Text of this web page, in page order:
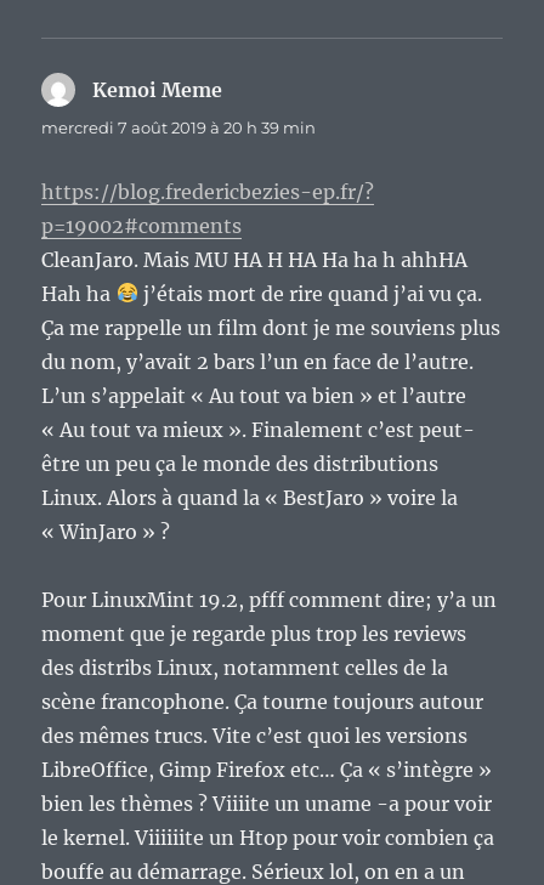
Kemoi Meme
mercredi 7 août 2019 à 20 h 39 min
https://blog.fredericbezies-ep.fr/?
p=19002#comments
CleanJaro. Mais MU HA H HA Ha ha h ahhHA
Hah ha
j’étais mort de rire quand j’ai vu ça.
Ça me rappelle un film dont je me souviens plus
du nom, y’avait 2 bars l’un en face de l’autre.
L’un s’appelait « Au tout va bien » et l’autre
« Au tout va mieux ». Finalement c’est peut-
être un peu ça le monde des distributions
Linux. Alors à quand la « BestJaro » voire la
« WinJaro » ?
Pour LinuxMint 19.2, pfff comment dire; y’a un
moment que je regarde plus trop les reviews
des distribs Linux, notamment celles de la
scène francophone. Ça tourne toujours autour
des mêmes trucs. Vite c’est quoi les versions
LibreOffice, Gimp Firefox etc… Ça « s’intègre »
bien les thèmes ? Viiiite un uname -a pour voir
le kernel. Viiiiiite un Htop pour voir combien ça
bouffe au démarrage. Sérieux lol, on en a un